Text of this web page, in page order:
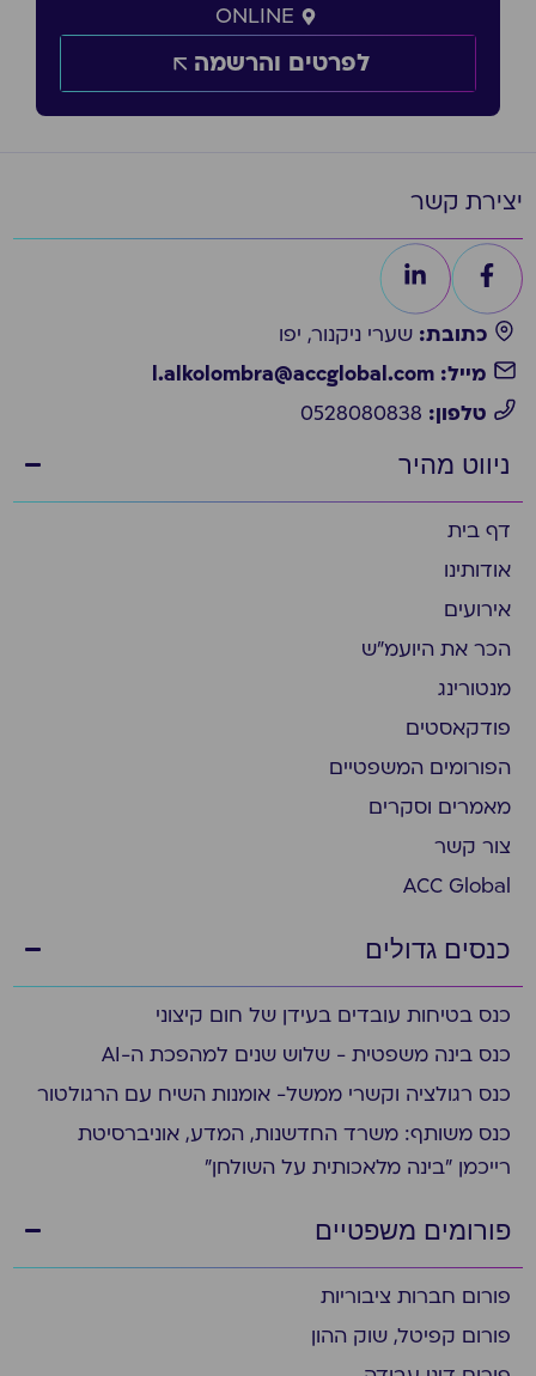
ONLINE
לפרטים והרשמה
יצירת קשר
כתובת: שערי ניקנור, יפו
מייל: l.alkolombra@accglobal.com
טלפון:
ניווט מהיר
דף בית
אודותינו
אירועים
הכר את היועמ״ש
מנטורינג
פודקאסטים
הפורומים המשפטיים
מאמרים וסקרים
צור קשר
ACC Global
כנסים גדולים
כנס בטיחות עובדים בעידן של חום קיצוני
כנס בינה משפטית - שלוש שנים למהפכת ה-AI
כנס רגולציה וקשרי ממשל- אומנות השיח עם הרגולטור
כנס משותף: משרד החדשנות, המדע, אוניברסיטת
רייכמן "בינה מלאכותית על השולחן"
פורומים משפטיים
פורום חברות ציבוריות
פורום קפיטל, שוק ההון